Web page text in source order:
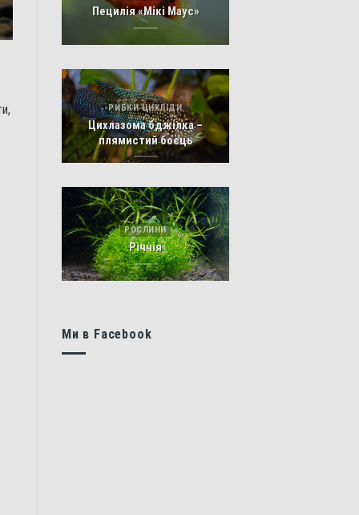
Пецилія «Мікі Маус»
РИБКИ ЦИХЛІДИ
Цихлазома бджілка –
плямистий боєць
РОСЛИНИ
Річчія
Ми в Facebook